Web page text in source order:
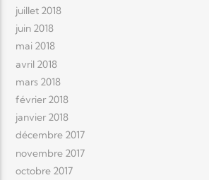
juillet 2018
juin 2018
mai 2018
avril 2018
mars 2018
février 2018
janvier 2018
décembre 2017
novembre 2017
octobre 2017